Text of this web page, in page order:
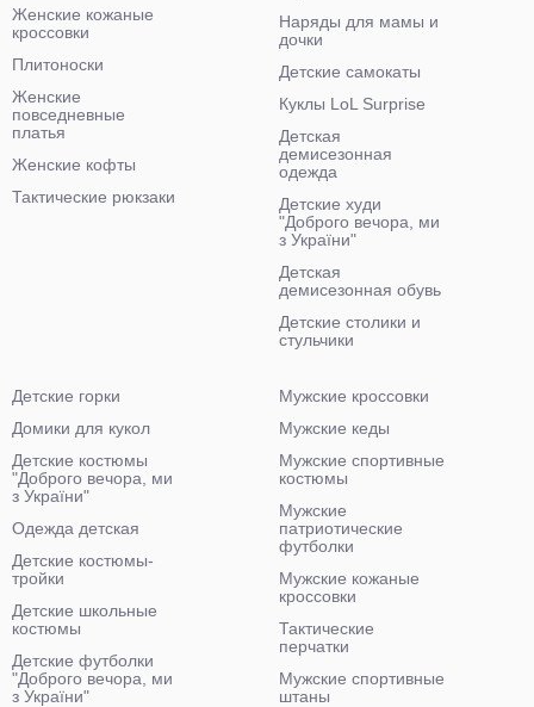
Женские кожаные
кроссовки
Плитоноски
Женские
повседневные
платья
Женские кофты
Тактические рюкзаки
Наряды для мамы и
дочки
Детские самокаты
Куклы LoL Surprise
Детская
демисезонная
одежда
Детские худи
"Доброго вечора, ми
з України"
Детская
демисезонная обувь
Детские столики и
стульчики
Детские горки
Домики для кукол
Детские костюмы
"Доброго вечора, ми
з України"
Одежда детская
Детские костюмы-
тройки
Детские школьные
костюмы
Детские футболки
"Доброго вечора, ми
з України"
Мужские кроссовки
Мужские кеды
Мужские спортивные
костюмы
Мужские
патриотические
футболки
Мужские кожаные
кроссовки
Тактические
перчатки
Мужские спортивные
штаны